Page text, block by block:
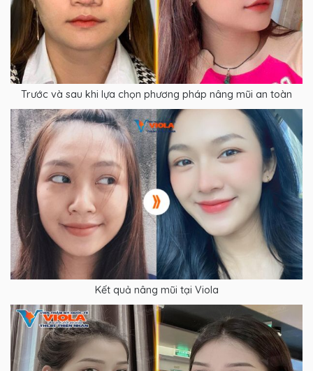
Trước và sau khi lựa chọn phương pháp nâng mũi an toàn
Kết quả nâng mũi tại Viola